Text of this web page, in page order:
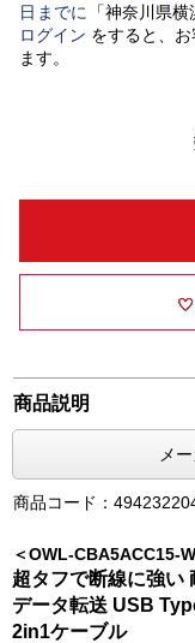
日 までに 「神奈川県横
ログイン をすると、
ます。
商品説明
メ
商品コード：
＜OWL-CBA5ACC15-
超タフで断線に強い
データ転送 USB
2in1ケーブル